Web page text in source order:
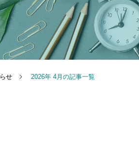
せ 2026年 4月の記事一覧